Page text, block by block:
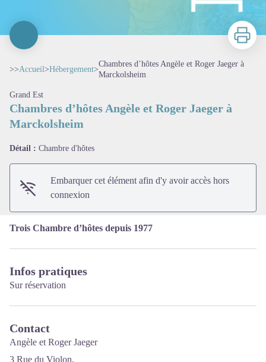
Imprimer
>>Accueil>Hébergement>
Chambres d’hôtes Angèle et Roger Jaeger à
Marckolsheim
Grand Est
Chambres d’hôtes Angèle et Roger Jaeger à
Marckolsheim
Détail : Chambre d'hôtes
Embarquer cet élément afin d'y avoir accès hors
connexion
Trois Chambre d’hôtes depuis 1977
Infos pratiques
Sur réservation
Contact
Angèle et Roger Jaeger
3 Rue du Violon,